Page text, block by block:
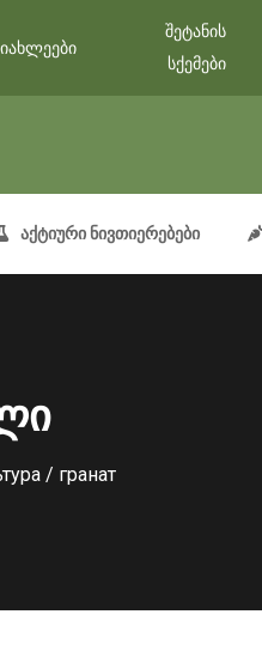
შეტანის
სქემები
აქტიური ნივთიერებები
/ гранат